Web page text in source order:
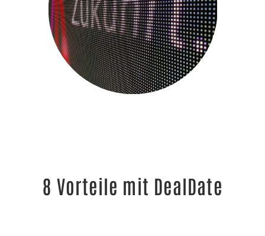
8 Vorteile mit DealDate